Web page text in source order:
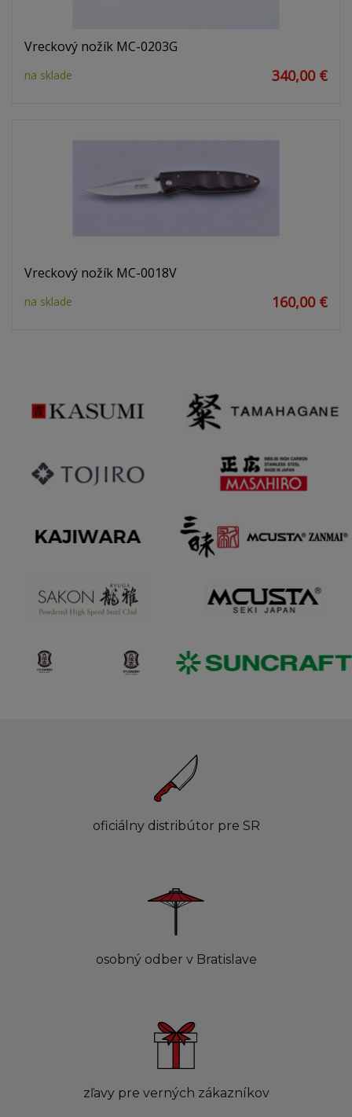
Vreckový nožík MC-0203G
na sklade 340,00 €
Vreckový nožík MC-0018V
na sklade 160,00 €
oficiálny distribútor pre SR
osobný odber v Bratislave
zľavy pre verných zákazníkov